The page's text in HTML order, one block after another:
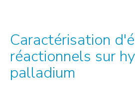
Caractérisation
réactionnels sur
palladium